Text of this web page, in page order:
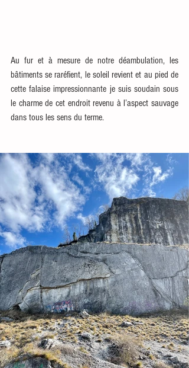
Au fur et à mesure de notre déambulation, les
bâtiments se raréfient, le soleil revient et au pied de
cette falaise impressionnante je suis soudain sous
le charme de cet endroit revenu à l’aspect sauvage
dans tous les sens du terme.